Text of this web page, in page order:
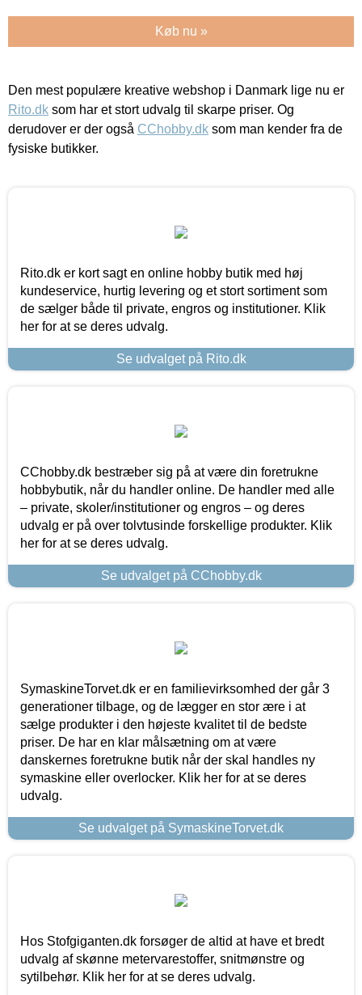
Køb nu »
Den mest populære kreative webshop i Danmark lige nu er
Rito.dk som har et stort udvalg til skarpe priser. Og
derudover er der også CChobby.dk som man kender fra de
fysiske butikker.
Rito.dk er kort sagt en online hobby butik med høj
kundeservice, hurtig levering og et stort sortiment som
de sælger både til private, engros og institutioner. Klik
her for at se deres udvalg.
Se udvalget på Rito.dk
CChobby.dk bestræber sig på at være din foretrukne
hobbybutik, når du handler online. De handler med alle
– private, skoler/institutioner og engros – og deres
udvalg er på over tolvtusinde forskellige produkter. Klik
her for at se deres udvalg.
Se udvalget på CChobby.dk
SymaskineTorvet.dk er en familievirksomhed der går 3
generationer tilbage, og de lægger en stor ære i at
sælge produkter i den højeste kvalitet til de bedste
priser. De har en klar målsætning om at være
danskernes foretrukne butik når der skal handles ny
symaskine eller overlocker. Klik her for at se deres
udvalg.
Se udvalget på SymaskineTorvet.dk
Hos Stofgiganten.dk forsøger de altid at have et bredt
udvalg af skønne metervarestoffer, snitmønstre og
sytilbehør. Klik her for at se deres udvalg.